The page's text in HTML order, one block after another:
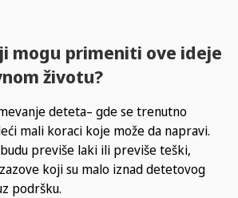
mogu primeniti ove ideje
životu?
deteta– gde se trenutno
mali koraci koje može da napravi.
previše laki ili previše teški,
koji su malo iznad detetovog
podršku.